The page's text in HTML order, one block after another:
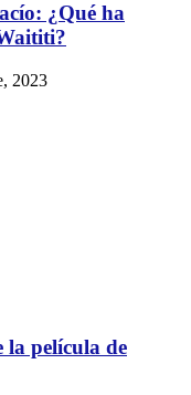
¿Qué ha
2023
la película de